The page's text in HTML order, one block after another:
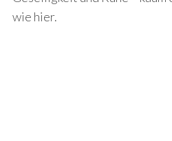
wie hier.